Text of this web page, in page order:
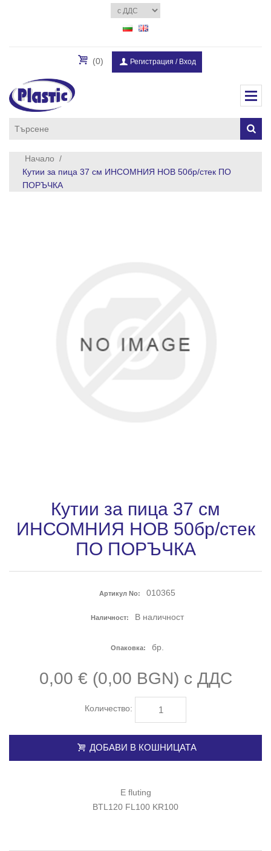
(0) Регистрация / Вход
Начало /
Кутии за пица 37 см ИНСОМНИЯ НОВ 50бр/стек ПО
ПОРЪЧКА
Кутии за пица 37 см
ИНСОМНИЯ НОВ 50бр/стек
ПО ПОРЪЧКА
Артикул No: 010365
Наличност: В наличност
Опаковка: бр.
0,00 € (0,00 BGN) с ДДС
Количество:
ДОБАВИ В КОШНИЦАТА
E fluting
BTL120 FL100 KR100